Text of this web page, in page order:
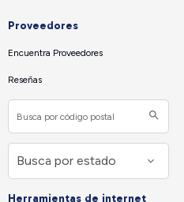
Proveedores
Encuentra Proveedores
Reseñas
Herramientas de internet